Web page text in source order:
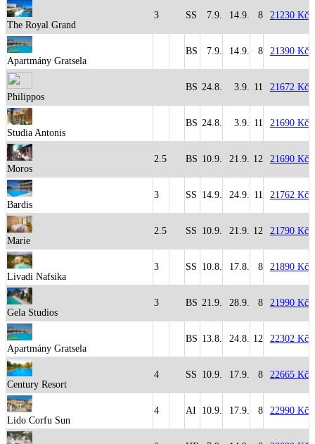
The Royal Grand
3 SS 7.9. 14.9. 8 21230 Kč
Apartmány Gratsela
BS 7.9. 14.9. 8 21390 Kč
Philippos
BS 24.8. 3.9. 11 21672 Kč
Studia Antonis
BS 24.8. 3.9. 11 21690 Kč
Moros
2.5 BS 10.9. 21.9. 12 21690 Kč
Bardis
3 SS 14.9. 24.9. 11 21762 Kč
Marie
2.5 SS 10.9. 21.9. 12 21790 Kč
Livadi Nafsika
3 SS 10.8. 17.8. 8 21890 Kč
Gela Studios
3 BS 21.9. 28.9. 8 21990 Kč
Apartmány Gratsela
BS 13.8. 24.8. 12 22302 Kč
Century Resort
4 SS 10.9. 17.9. 8 22665 Kč
Lido Corfu Sun
4 AI 10.9. 17.9. 8 22990 Kč